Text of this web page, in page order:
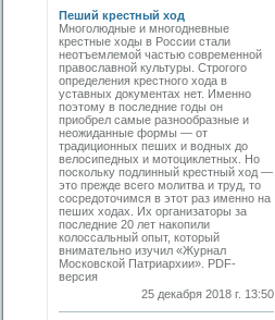
Пеший крестный ход
Многолюдные и многодневные
крестные ходы в России стали
неотъемлемой частью современной
православной культуры. Строгого
определения крестного хода в
уставных документах нет. Именно
поэтому в последние годы он
приобрел самые разнообразные и
неожиданные формы — от
традиционных пеших и водных до
велосипедных и мотоциклетных. Но
поскольку подлинный крестный ход —
это прежде всего молитва и труд, то
сосредоточимся в этот раз именно на
пеших ходах. Их организаторы за
последние 20 лет накопили
колоссальный опыт, который
внимательно изучил «Журнал
Московской Патриархии». PDF-
версия
25 декабря 2018 г. 13:50